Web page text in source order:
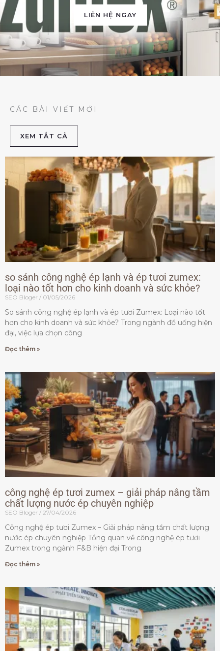
LIÊN HỆ NGAY
CÁC BÀI VIẾT MỚI
XEM TẮT CẢ
so sánh công nghệ ép lạnh và ép tươi zumex:
loại nào tốt hơn cho kinh doanh và sức khỏe?
SEO Bloger 01/05/2026
So sánh công nghệ ép lạnh và ép tươi Zumex: Loại nào tốt
hơn cho kinh doanh và sức khỏe? Trong ngành đồ uống hiện
đại, việc lựa chọn công
Đọc thêm »
công nghệ ép tươi zumex – giải pháp nâng tầm
chất lượng nước ép chuyên nghiệp
SEO Bloger 27/04/2026
Công nghệ ép tươi Zumex – Giải pháp nâng tầm chất lượng
nước ép chuyên nghiệp Tổng quan về công nghệ ép tươi
Zumex trong ngành F&B hiện đại Trong
Đọc thêm »